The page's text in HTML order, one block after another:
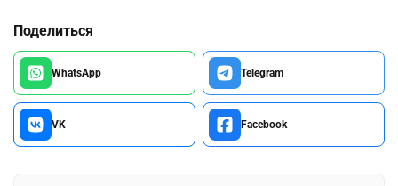
Поделиться
WhatsApp Telegram
VK Facebook